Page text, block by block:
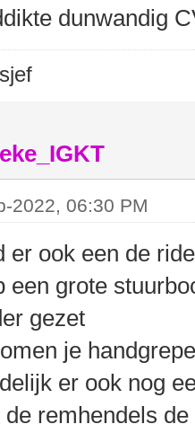
dunwandig
2022, 06:30 PM
er ook een de
een grote
gezet
je
er ook nog
de remhendels